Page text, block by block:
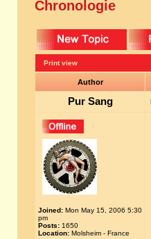
Chronologie
Print view
Author
Pur Sang
Joined: Mon May 15, 2006 5:30
pm
Posts: 1650
Location: Molsheim - France